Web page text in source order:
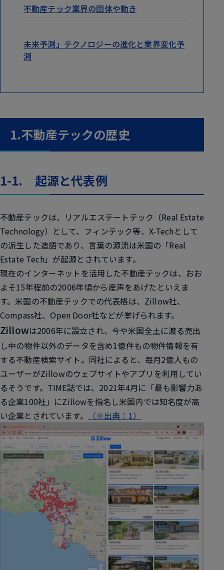
不動産テック業界の団体や動き
未来予測」テクノロジーの進化と業界変化予
測
1.不動産テックの歴史
1-1. 起源と代表例
不動産テックは、リアルエステートテック（Real Estate
Technology）として、フィンテック等、X-Techとして
の派生した造語であり、言葉の源流は米国の「Real
Estate Tech」が起源とされています。
現在のインターネットを活用した不動産テックは、おお
よそ15年程前の2006年頃から産声をあげたといえま
す。米国の不動産テックでの代表格は、Zillow社、
Compass社、Open Door社などが挙げられます。
Zillowは2006年に設立され、今や米国全土に渡る売出
し中の物件以外のデータを含め1億件もの物件情報を有
する不動産検索サイト。同社によると、毎月2億人もの
ユーザーがZillowのウェブサイトやアプリを利用してい
るそうです。TIME誌では、2021年4月に「最も影響力あ
る企業100社」にZillowを指名し米国内では知名度が高
い企業とされています。
（※出典：1）